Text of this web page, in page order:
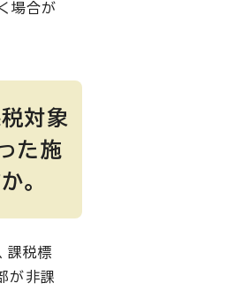
場合が
対象
た施
。
課税標
が非課